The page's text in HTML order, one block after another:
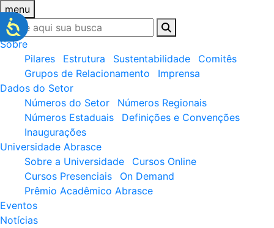
menu
Sobre
Pilares
Estrutura Sustentabilidade
Comitês
Grupos de Relacionamento
Imprensa
Dados do Setor
Números do Setor
Números Regionais
Números Estaduais
Definições e Convenções
Inaugurações
Universidade Abrasce
Sobre a Universidade
Cursos Online
Cursos Presenciais
On Demand
Prêmio Acadêmico Abrasce
Eventos
Notícias